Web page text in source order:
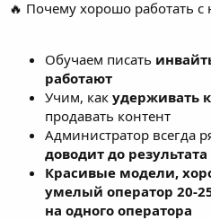
Обучаем писать
работают
Учим, какудерживать
продавать контент
Администратор всегда
доводит до результата
Красивые модели,
умелый оператор 20-